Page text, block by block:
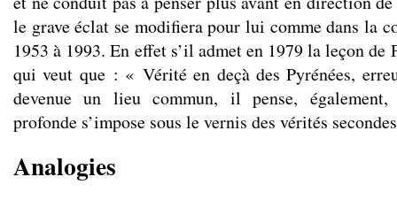
le grave éclat se modifiera pour lui comme dans la
1953 à 1993. En effet s’il admet en 1979 la leçon de
qui veut que : « Vérité en deçà des Pyrénées,
devenue un lieu commun, il pense, également,
profonde s’impose sous le vernis des vérités
Analogies